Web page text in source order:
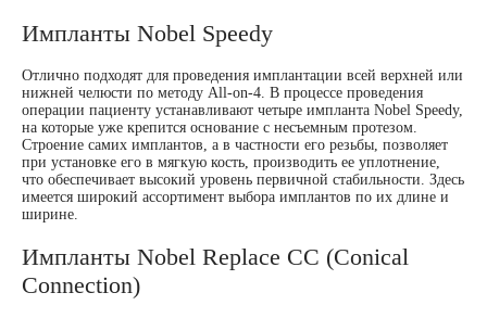
Импланты Nobel Speedy
Отлично подходят для проведения имплантации всей верхней или
нижней челюсти по методу All-on-4. В процессе проведения
операции пациенту устанавливают четыре импланта Nobel Speedy,
на которые уже крепится основание с несъемным протезом.
Строение самих имплантов, а в частности его резьбы, позволяет
при установке его в мягкую кость, производить ее уплотнение,
что обеспечивает высокий уровень первичной стабильности. Здесь
имеется широкий ассортимент выбора имплантов по их длине и
ширине.
Импланты Nobel Replace CC (Conical
Connection)